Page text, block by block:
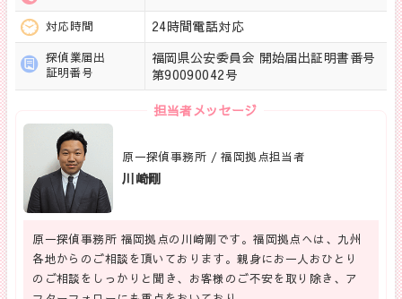
対応時間 24時間電話対応
探偵業届出
証明番号
福岡県公安委員会 開始届出証明書番号
第90090042号
担当者メッセージ
原一探偵事務所 / 福岡拠点担当者
川崎剛
原一探偵事務所 福岡拠点の川崎剛です。福岡拠点へは、九州
各地からのご相談を頂いております。親身にお一人おひとり
のご相談をしっかりと聞き、お客様のご不安を取り除き、ア